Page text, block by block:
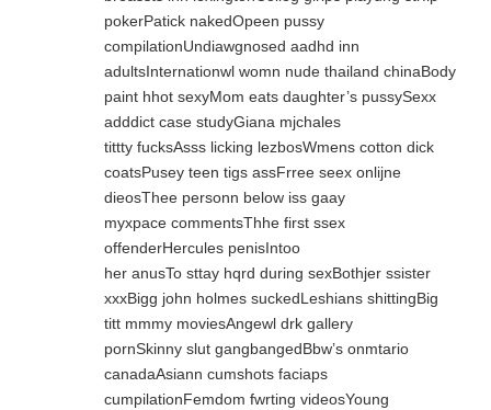
pokerPatick nakedOpeen pussy
compilationUndiawgnosed aadhd inn
adultsInternationwl womn nude thailand chinaBody
paint hhot sexyMom eats daughter’s pussySexx
adddict case studyGiana mjchales
tittty fucksAsss licking lezbosWmens cotton dick
coatsPusey teen tigs assFrree seex onlijne
dieosThee personn below iss gaay
myxpace commentsThhe first ssex
offenderHercules penisIntoo
her anusTo sttay hqrd during sexBothjer ssister
xxxBigg john holmes suckedLeshians shittingBig
titt mmmy moviesAngewl drk gallery
pornSkinny slut gangbangedBbw’s onmtario
canadaAsiann cumshots faciaps
cumpilationFemdom fwrting videosYoung